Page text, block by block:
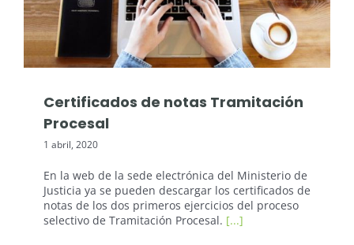
Oposiciones Justicia
Certificados de notas Tramitación
Procesal
1 abril, 2020
En la web de la sede electrónica del Ministerio de
Justicia ya se pueden descargar los certificados de
notas de los dos primeros ejercicios del proceso
selectivo de Tramitación Procesal. [...]